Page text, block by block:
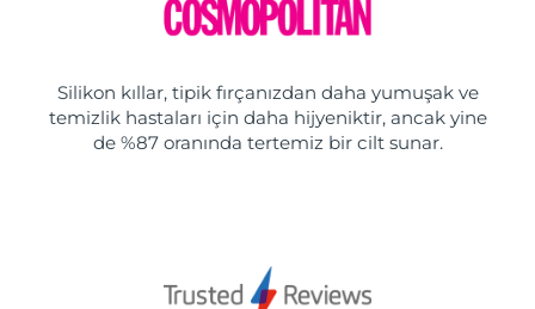
Silikon kıllar, tipik fırçanızdan daha yumuşak ve
temizlik hastaları için daha hijyeniktir, ancak yine
de %87 oranında tertemiz bir cilt sunar.